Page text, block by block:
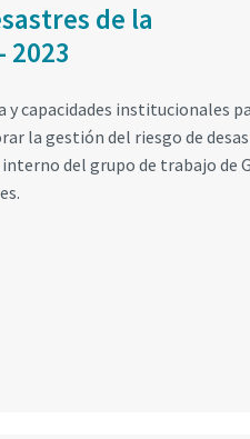
de la
2023
capacidades institucionales
la gestión del riesgo de
del grupo de trabajo de